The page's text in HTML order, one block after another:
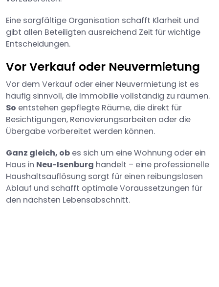
Eine sorgfältige Organisation schafft Klarheit und
gibt allen Beteiligten ausreichend Zeit für wichtige
Entscheidungen.
Vor Verkauf oder Neuvermietung
Vor dem Verkauf oder einer Neuvermietung ist es
häufig sinnvoll, die Immobilie vollständig zu räumen.
So entstehen gepflegte Räume, die direkt für
Besichtigungen, Renovierungsarbeiten oder die
Übergabe vorbereitet werden können.
Ganz gleich, ob es sich um eine Wohnung oder ein
Haus in Neu-Isenburg handelt – eine professionelle
Haushaltsauflösung sorgt für einen reibungslosen
Ablauf und schafft optimale Voraussetzungen für
den nächsten Lebensabschnitt.